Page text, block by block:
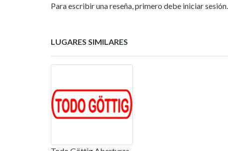
Para escribir una reseña, primero debe iniciar sesión.
LUGARES SIMILARES